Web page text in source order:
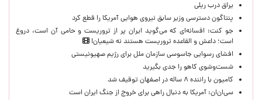
یراق درب ریلی
پنتاگون دسترسی وزیر سابق نیروی هوایی آمریکا را قطع کرد
جو کنت: افسانه‌ای که می‌گوید ایران پر از تروریست و حامی آن است، دروغ
است؛ داعش و القاعده تروریست هستند نه شیعیان!
افشای رسوایی جاسوسی سازمان ملل برای رژیم صهیونیستی
شست‌وشوی کاهو را جدی بگیرید
کامیون با راننده ۸ ساله در اصفهان توقیف شد
سی‌ان‌ان: آمریکا به دنبال راهی برای خروج از جنگ ایران است